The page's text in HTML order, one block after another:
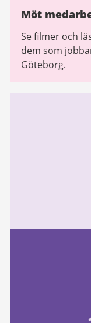
Möt
Se filmer och
dem som
Göteborg.